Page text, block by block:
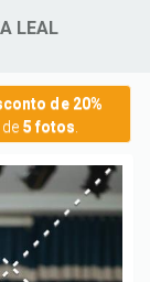
LEAL
de 20%
5 fotos